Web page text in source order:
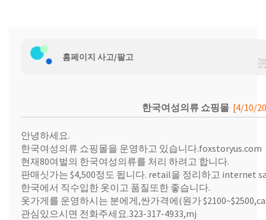
홈페이지 사고/팔고
한국여성의류 쇼핑몰 [4/10/
안녕하세요.
한국여성의류 쇼핑몰을 운영하고 있습니다.foxstoryus.com
현재80여벌의 한국여성의류를 처리 하려고 합니다.
판매싯가는 $4,500정도 됩니다. retail을 정리하고 internet
한국에서 직수입한 옷이고 품질또한 좋습니다.
옷가게를 운영하시는 분에게,싼가격에(원가
관심있으시면 전화주세요.323-317-4933,mj